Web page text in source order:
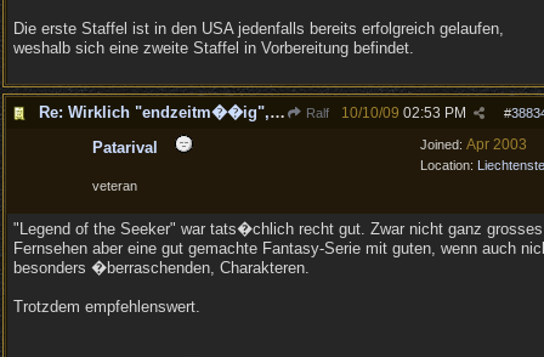
Die erste Staffel ist in den USA jedenfalls bereits erfolgreich gelaufen,
weshalb sich eine zweite Staffel in Vorbereitung befindet.
Re: Wirklich "endzeitm��ig", oder was?! Ralf #
10/10/09 02:53 PM
Joined: Apr 2003
Location:
Patarival
veteran
"Legend of the Seeker" war tats�chlich recht gut. Zwar nicht ganz grosses
Fernsehen aber eine gut gemachte Fantasy-Serie mit guten, wenn auch
besonders �berraschenden, Charakteren.
Trotzdem empfehlenswert.